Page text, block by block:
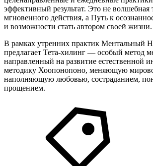
эффективный результат. Это не волшебная
мгновенного действия, а Путь к
и возможности стать автором своей жизни.
В рамках утренних практик Ментальный
предлагает Тета-хилинг — особый метод
направленный на развитие естественной
методику Хоопонопоно, меняющую
наполняющую любовью, состраданием,
прощением.